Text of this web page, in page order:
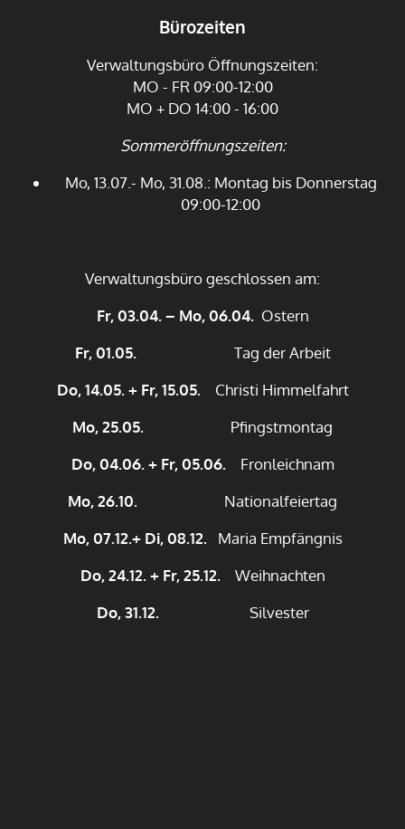
Bürozeiten
Verwaltungsbüro Öffnungszeiten:
MO - FR 09:00-12:00
MO + DO 14:00 - 16:00
Sommeröffnungszeiten:
Mo, 13.07.- Mo, 31.08.: Montag bis Donnerstag
09:00-12:00
Verwaltungsbüro geschlossen am:
Fr, 03.04. – Mo, 06.04.Ostern
Fr, 01.05.Tag der Arbeit
Do, 14.05. + Fr, 15.05.Christi Himmelfahrt
Mo, 25.05. Pfingstmontag
Do, 04.06. + Fr, 05.06.Fronleichnam
Mo, 26.10.
Nationalfeiertag
Mo, 07.12.+ Di, 08.12.Maria Empfängnis
Do, 24.12. + Fr, 25.12.Weihnachten
Do, 31.12.Silvester